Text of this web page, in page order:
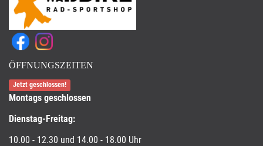
ÖFFNUNGSZEITEN
Jetzt geschlossen!
Montags geschlossen
Dienstag-Freitag:
10.00 - 12.30 und 14.00 - 18.00 Uhr